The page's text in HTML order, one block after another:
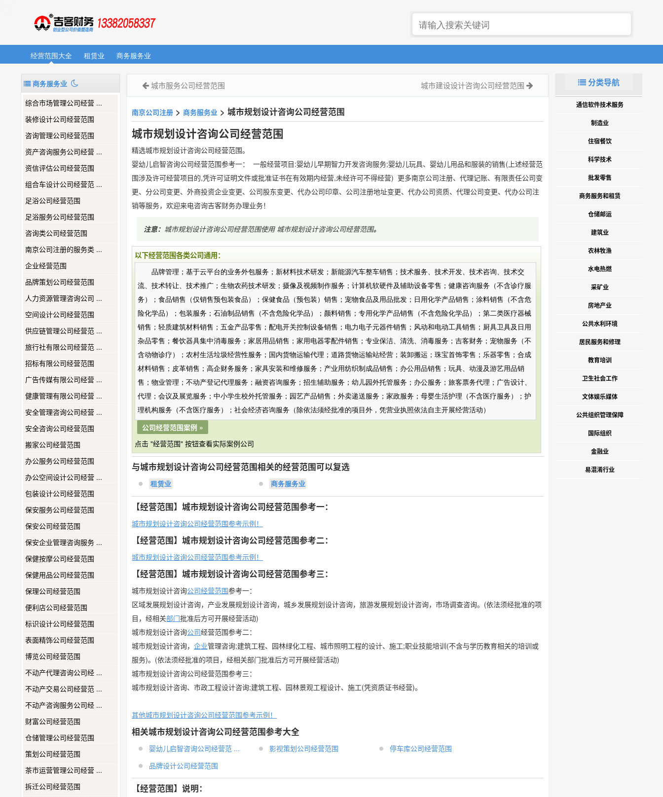
经营范围大全 租赁业 商务服务业
商务服务业
综合市场管理公司经营 ...
装修设计公司经营范围
咨询管理公司经营范围
资产咨询服务公司经营 ...
资信评估公司经营范围
组合车设计公司经营范 ...
足浴公司经营范围
足浴服务公司经营范围
咨询类公司经营范围
南京公司注册的服务类 ...
企业经营范围
品牌策划公司经营范围
人力资源管理咨询公司 ...
空间设计公司经营范围
供应链管理公司经营范 ...
旅行社有限公司经营范 ...
招标有限公司经营范围
广告传媒有限公司经营 ...
健康管理有限公司经营 ...
安全管理咨询公司经营 ...
安全咨询公司经营范围
搬家公司经营范围
办公服务公司经营范围
办公空间设计公司经营 ...
包装设计公司经营范围
保安服务公司经营范围
保安公司经营范围
保安企业管理咨询服务 ...
保健按摩公司经营范围
保健用品公司经营范围
保理公司经营范围
便利店公司经营范围
标识设计公司经营范围
表面精饰公司经营范围
博览公司经营范围
不动产代理咨询公司经 ...
不动产交易公司经营范 ...
不动产咨询服务公司经 ...
财富公司经营范围
仓储管理公司经营范围
策划公司经营范围
茶市运营管理公司经营 ...
拆迁公司经营范围
城市服务公司经营范围 城市建设设计咨询公司经营范围
南京公司注册 > 商务服务业 > 城市规划设计咨询公司经营范围
城市规划设计咨询公司经营范围
精选城市规划设计咨询公司经营范围。
婴幼儿启智咨询公司经营范围参考一： 一般经营项目:婴幼儿早期智力开发咨询服务;婴幼儿玩具、婴幼儿用品和服装的销售(上述经营范
围涉及许可经营项目的,凭许可证明文件或批准证书在有效期内经营,未经许可不得经营) 更多南京公司注册、代理记账、有限责任公司变
更、分公司变更、外商投资企业变更、公司股东变更、代办公司印章、公司注册地址变更、代办公司资质、代理公司变更、代办公司注
销等服务，欢迎来电咨询吉客财务办理业务！
注意： 城市规划设计咨询公司经营范围使用 城市规划设计咨询公司经营范围。
以下经营范围各类公司通用：
品牌管理；基于云平台的业务外包服务；新材料技术研发；新能源汽车整车销售；技术服务、技术开发、技术咨询、技术交
流、技术转让、技术推广；生物农药技术研发；摄像及视频制作服务；计算机软硬件及辅助设备零售；健康咨询服务（不含诊疗服
务）；食品销售（仅销售预包装食品）；保健食品（预包装）销售；宠物食品及用品批发；日用化学产品销售；涂料销售（不含危
险化学品）；包装服务；石油制品销售（不含危险化学品）；颜料销售；专用化学产品销售（不含危险化学品）；第二类医疗器械
销售；轻质建筑材料销售；五金产品零售；配电开关控制设备销售；电力电子元器件销售；风动和电动工具销售；厨具卫具及日用
杂品零售；餐饮器具集中消毒服务；家居用品销售；家用电器零配件销售；专业保洁、清洗、消毒服务；吉客财务；宠物服务（不
含动物诊疗）；农村生活垃圾经营性服务；国内货物运输代理；道路货物运输站经营；装卸搬运；珠宝首饰零售；乐器零售；合成
材料销售；皮革销售；高企财务服务；家具安装和维修服务；产业用纺织制成品销售；办公用品销售；玩具、动漫及游艺用品销
售；物业管理；不动产登记代理服务；融资咨询服务；招生辅助服务；幼儿园外托管服务；办公服务；旅客票务代理；广告设计、
代理；会议及展览服务；中小学生校外托管服务；园艺产品销售；外卖递送服务；家政服务；母婴生活护理（不含医疗服务）；护
理机构服务（不含医疗服务）；社会经济咨询服务（除依法须经批准的项目外，凭营业执照依法自主开展经营活动）
公司经营范围案例 »
点击 "经营范围" 按钮查看实际案例公司
与城市规划设计咨询公司经营范围相关的经营范围可以复选
租赁业 商务服务业
【经营范围】城市规划设计咨询公司经营范围参考一：
城市规划设计咨询公司经营范围参考示例！
【经营范围】城市规划设计咨询公司经营范围参考二：
城市规划设计咨询公司经营范围参考示例！
【经营范围】城市规划设计咨询公司经营范围参考三：
城市规划设计咨询公司经营范围参考一：
区域发展规划设计咨询，产业发展规划设计咨询，城乡发展规划设计咨询，旅游发展规划设计咨询，市场调查咨询。(依法须经批准的项
目，经相关部门批准后方可开展经营活动)
城市规划设计咨询公司经营范围参考二：
城市规划设计咨询，企业管理咨询;建筑工程、园林绿化工程、城市照明工程的设计、施工;职业技能培训(不含与学历教育相关的培训或
服务)。(依法须经批准的项目，经相关部门批准后方可开展经营活动)
城市规划设计咨询公司经营范围参考三：
城市规划设计咨询、市政工程设计咨询;建筑工程、园林景观工程设计、施工(凭资质证书经营)。
其他城市规划设计咨询公司经营范围参考示例！
相关城市规划设计咨询公司经营范围参考大全
婴幼儿启智咨询公司经营范 ... 影视策划公司经营范围
停车库公司经营范围
品牌设计公司经营范围
【经营范围】说明：
分类导航
通信软件技术服务
制造业
住宿餐饮
科学技术
批发零售
商务服务和租赁
仓储邮运
建筑业
农林牧渔
水电热燃
采矿业
房地产业
公共水利环境
居民服务和修理
教育培训
卫生社会工作
文体娱乐媒体
公共组织管理保障
国际组织
金融业
易混淆行业